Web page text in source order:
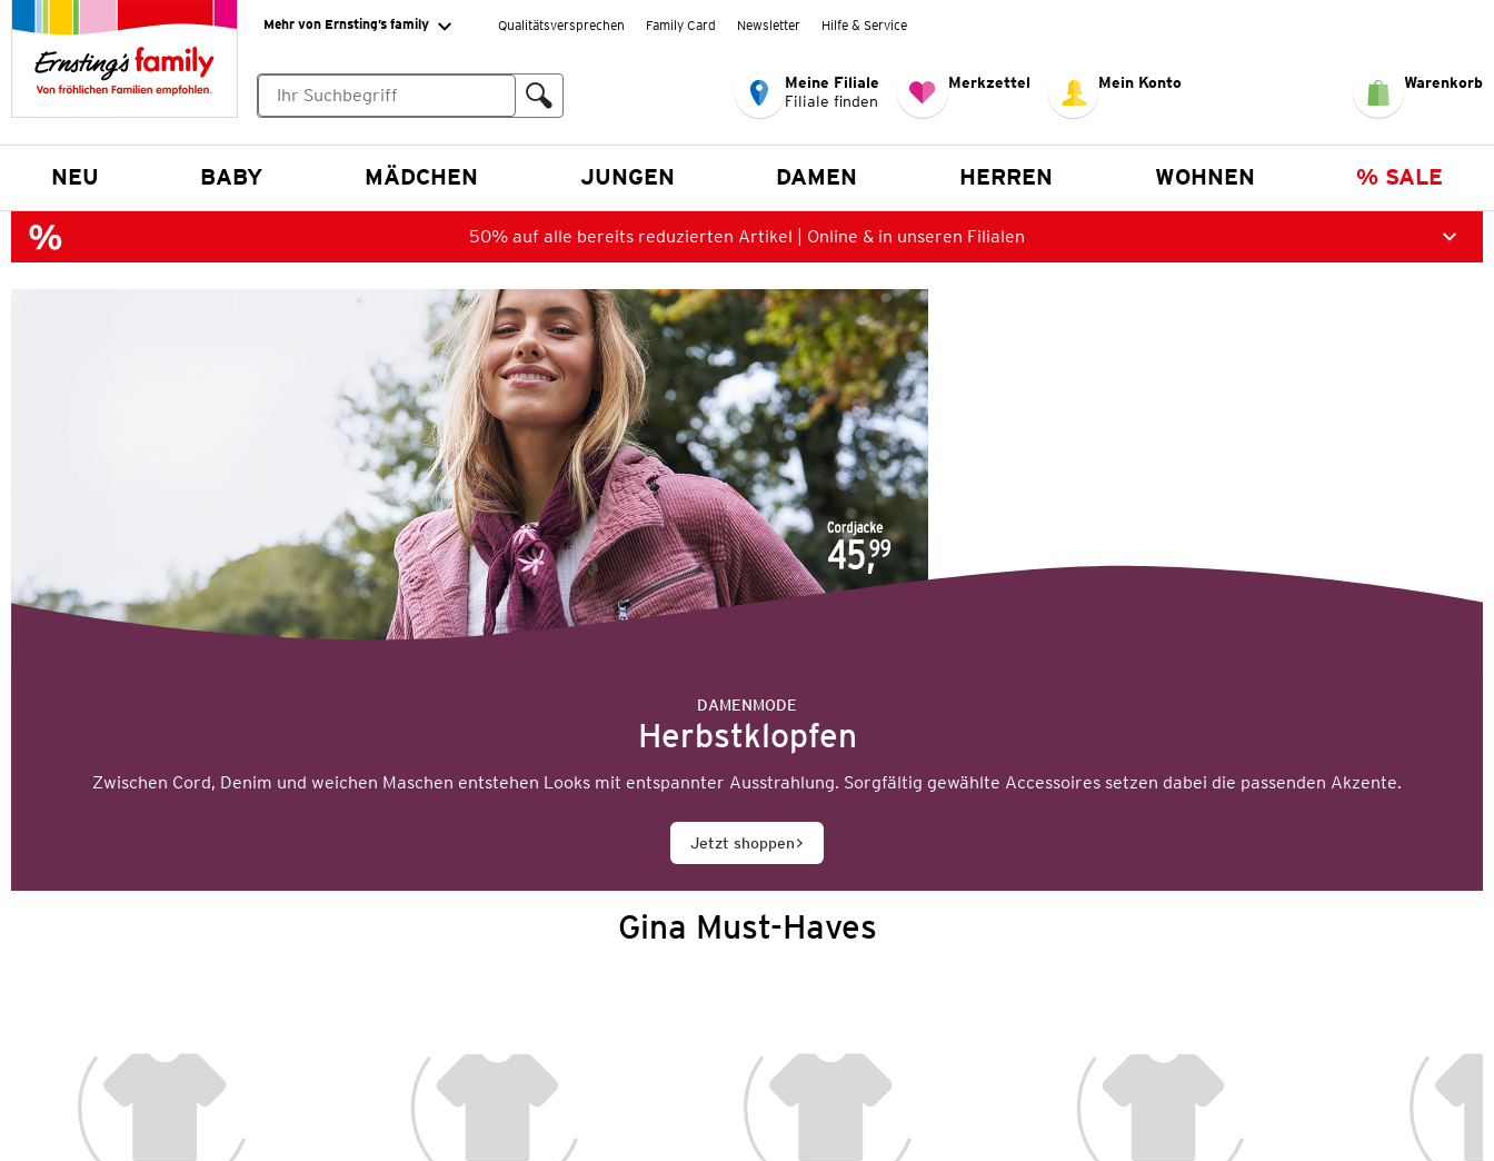
Mehr von Ernsting’s family Qualitätsversprechen Family Card Newsletter Hilfe & Service
Meine Filiale
Filiale finden
Merkzettel Mein Konto Warenkorb
NEU BABY MÄDCHEN JUNGEN DAMEN HERREN WOHNEN % SALE
50% auf alle bereits reduzierten Artikel | Online & in unseren Filialen
DAMENMODE
Herbstklopfen
Zwischen Cord, Denim und weichen Maschen entstehen Looks mit entspannter Ausstrahlung. Sorgfältig gewählte Accessoires setzen dabei die passenden Akzente.
Jetzt shoppen
Gina Must-Haves